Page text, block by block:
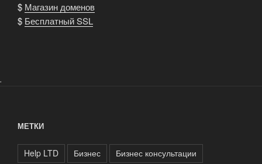
$ Магазин доменов
$ Бесплатный SSL
.
МЕТКИ
Help LTD Бизнес
Бизнес консультации